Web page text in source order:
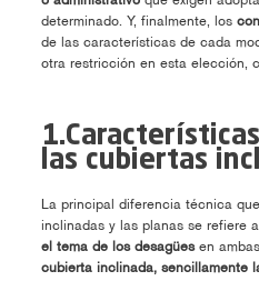
determinado. Y, finalmente, los
de las características de cada
otra restricción en esta elección,
las cubiertas
La principal diferencia técnica
inclinadas y las planas se refiere
el tema de los desagüesen
cubierta inclinada, sencillamente